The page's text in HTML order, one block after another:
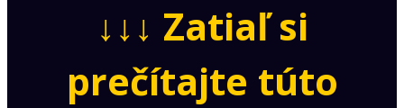
↓↓↓ Zatiaľ si
prečítajte túto